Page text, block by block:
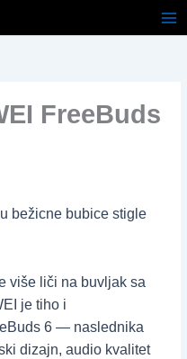
FreeBuds
bežicne bubice stigle
više liči na buvljak sa
je tiho i
6 — naslednika
dizajn, audio kvalitet